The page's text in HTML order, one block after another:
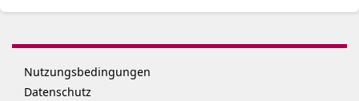
Nutzungsbedingungen
Datenschutz